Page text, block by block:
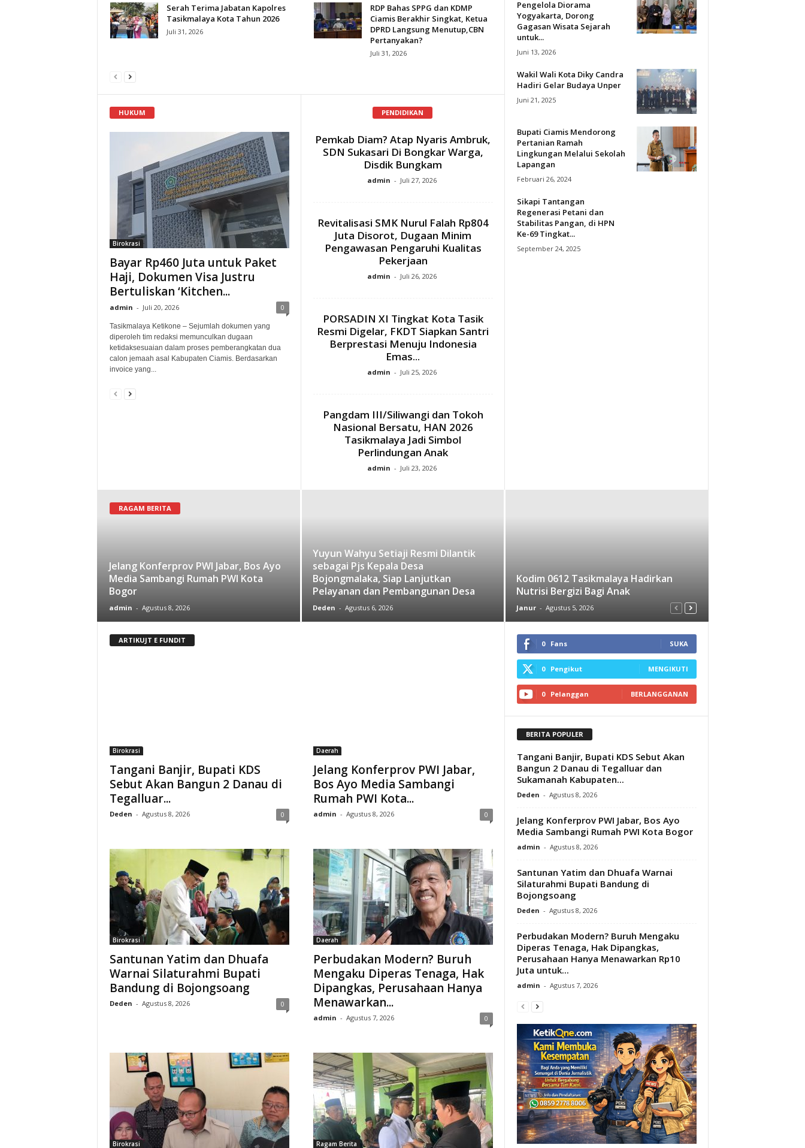
Serah Terima Jabatan Kapolres
Tasikmalaya Kota Tahun 2026
Juli 31, 2026
RDP Bahas SPPG dan KDMP
Ciamis Berakhir Singkat, Ketua
DPRD Langsung Menutup,CBN
Pertanyakan?
Juli 31, 2026
HUKUM
Birokrasi
Bayar Rp460 Juta untuk Paket
Haji, Dokumen Visa Justru
Bertuliskan ‘Kitchen...
admin - Juli 20, 2026 0
Tasikmalaya Ketikone – Sejumlah dokumen yang
diperoleh tim redaksi memunculkan dugaan
ketidaksesuaian dalam proses pemberangkatan dua
calon jemaah asal Kabupaten Ciamis. Berdasarkan
invoice yang...
PENDIDIKAN
Pemkab Diam? Atap Nyaris Ambruk,
SDN Sukasari Di Bongkar Warga,
Disdik Bungkam
admin - Juli 27, 2026
Revitalisasi SMK Nurul Falah Rp804
Juta Disorot, Dugaan Minim
Pengawasan Pengaruhi Kualitas
Pekerjaan
admin - Juli 26, 2026
PORSADIN XI Tingkat Kota Tasik
Resmi Digelar, FKDT Siapkan Santri
Berprestasi Menuju Indonesia
Emas...
admin - Juli 25, 2026
Pangdam III/Siliwangi dan Tokoh
Nasional Bersatu, HAN 2026
Tasikmalaya Jadi Simbol
Perlindungan Anak
admin - Juli 23, 2026
Pengelola Diorama
Yogyakarta, Dorong
Gagasan Wisata Sejarah
untuk...
Juni 13, 2026
Wakil Wali Kota Diky Candra
Hadiri Gelar Budaya Unper
Juni 21, 2025
Bupati Ciamis Mendorong
Pertanian Ramah
Lingkungan Melalui Sekolah
Lapangan
Februari 26, 2024
Sikapi Tantangan
Regenerasi Petani dan
Stabilitas Pangan, di HPN
Ke-69 Tingkat...
September 24, 2025
RAGAM BERITA
Jelang Konferprov PWI Jabar, Bos Ayo
Media Sambangi Rumah PWI Kota
Bogor
admin - Agustus 8, 2026
Yuyun Wahyu Setiaji Resmi Dilantik
sebagai Pjs Kepala Desa
Bojongmalaka, Siap Lanjutkan
Pelayanan dan Pembangunan Desa
Deden - Agustus 6, 2026
Kodim 0612 Tasikmalaya Hadirkan
Nutrisi Bergizi Bagi Anak
Janur - Agustus 5, 2026
ARTIKUJT E FUNDIT
Birokrasi
Tangani Banjir, Bupati KDS
Sebut Akan Bangun 2 Danau di
Tegalluar...
Deden - Agustus 8, 2026 0
Daerah
Jelang Konferprov PWI Jabar,
Bos Ayo Media Sambangi
Rumah PWI Kota...
admin - Agustus 8, 2026 0
Birokrasi
Santunan Yatim dan Dhuafa
Warnai Silaturahmi Bupati
Bandung di Bojongsoang
Deden - Agustus 8, 2026 0
Daerah
Perbudakan Modern? Buruh
Mengaku Diperas Tenaga, Hak
Dipangkas, Perusahaan Hanya
Menawarkan...
admin - Agustus 7, 2026 0
Birokrasi Ragam Berita
0 Fans SUKA
0 Pengikut MENGIKUTI
0 Pelanggan BERLANGGANAN
BERITA POPULER
Tangani Banjir, Bupati KDS Sebut Akan
Bangun 2 Danau di Tegalluar dan
Sukamanah Kabupaten...
Deden - Agustus 8, 2026
Jelang Konferprov PWI Jabar, Bos Ayo
Media Sambangi Rumah PWI Kota Bogor
admin - Agustus 8, 2026
Santunan Yatim dan Dhuafa Warnai
Silaturahmi Bupati Bandung di
Bojongsoang
Deden - Agustus 8, 2026
Perbudakan Modern? Buruh Mengaku
Diperas Tenaga, Hak Dipangkas,
Perusahaan Hanya Menawarkan Rp10
Juta untuk...
admin - Agustus 7, 2026